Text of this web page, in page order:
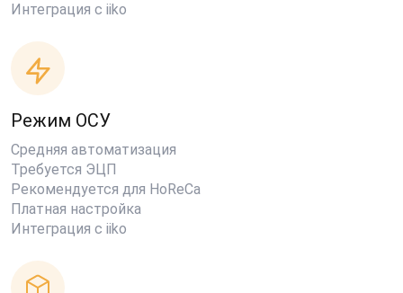
Интеграция с iiko
Режим ОСУ
Средняя автоматизация
Требуется ЭЦП
Рекомендуется для HoReCa
Платная настройка
Интеграция с iiko